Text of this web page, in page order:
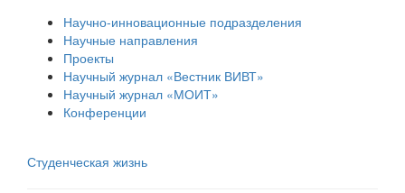
Научно-инновационные подразделения
Научные направления
Проекты
Научный журнал «Вестник ВИВТ»
Научный журнал «МОИТ»
Конференции
Студенческая жизнь